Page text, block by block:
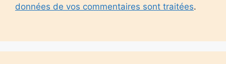
données de vos commentaires sont traitées.